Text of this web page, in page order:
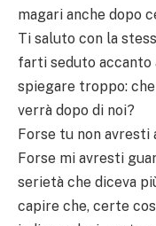
magari anche dopo
Ti saluto con la
farti seduto accanto
spiegare troppo:
verrà dopo di noi?
Forse tu non
Forse mi avresti
serietà che diceva
capire che, certe